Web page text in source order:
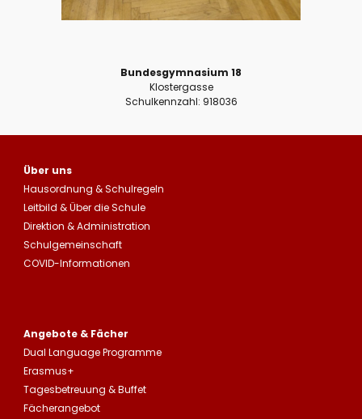
Bundesgymnasium 18
Klostergasse
Schulkennzahl: 918036
Über uns
Hausordnung &Schulregeln
Leitbild&Über die Schule
Direktion & Administration
Schulgemeinschaft
COVID-Informationen
Angebote & Fächer
Dual Language Programme
Erasmus+
Tagesbetreuung &Buffet
Fächerangebot